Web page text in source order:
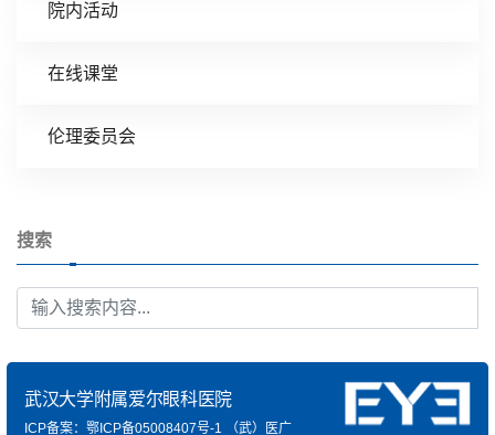
院内活动
在线课堂
伦理委员会
搜索
武汉大学附属爱尔眼科医院
ICP备案：鄂ICP备05008407号-1 （武）医广